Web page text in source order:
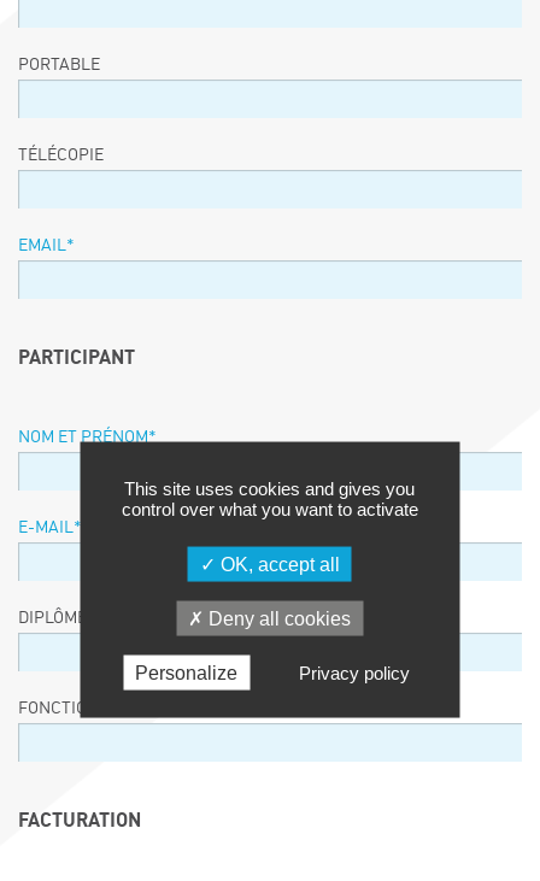
PORTABLE
TÉLÉCOPIE
EMAIL *
PARTICIPANT
NOM ET PRÉNOM *
E-MAIL *
DIPLÔME / EQUIVALENCE / NIVEAU
FONCTION
FACTURATION
This site uses cookies and gives you
control over what you want to activate
OK, accept all
Deny all cookies
Personalize Privacy policy